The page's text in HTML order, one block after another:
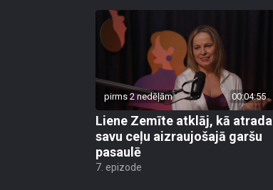
pirms 2 nedēļām 00:04:55
Liene Zemīte atklāj, kā atrada
savu ceļu aizraujošajā garšu
pasaulē
7. epizode